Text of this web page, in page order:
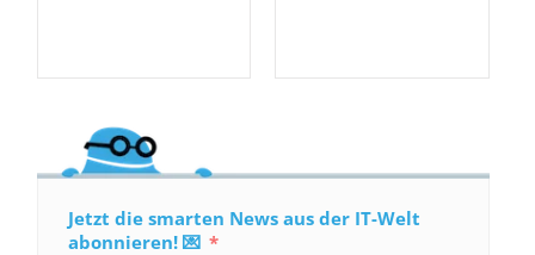
Jetzt die smarten News aus der IT-Welt
abonnieren! 💌